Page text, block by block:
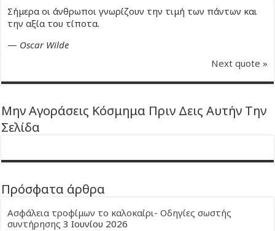
Σήμερα οι άνθρωποι γνωρίζουν την τιμή των πάντων και
την αξία του τίποτα.
— Oscar Wilde
Next quote »
Μην Αγοράσεις Κόσμημα Πριν Δεις Αυτήν Την
Σελίδα
Πρόσφατα άρθρα
Ασφάλεια τροφίμων το καλοκαίρι- Οδηγίες σωστής
συντήρησης 3 Ιουνίου 2026